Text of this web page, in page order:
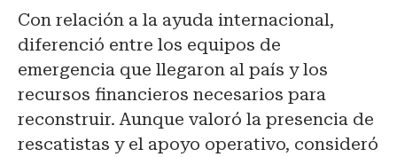
Con relación a la ayuda internacional,
diferenció entre los equipos de
emergencia que llegaron al país y los
recursos financieros necesarios para
reconstruir. Aunque valoró la presencia de
rescatistas y el apoyo operativo, consideró